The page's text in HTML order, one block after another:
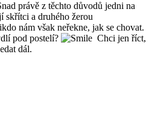
právě z těchto důvodů jedni na
skřítci a druhého žerou
nám však neřekne, jak se chovat.
pod postelí?
Chci jen říct,
dál.